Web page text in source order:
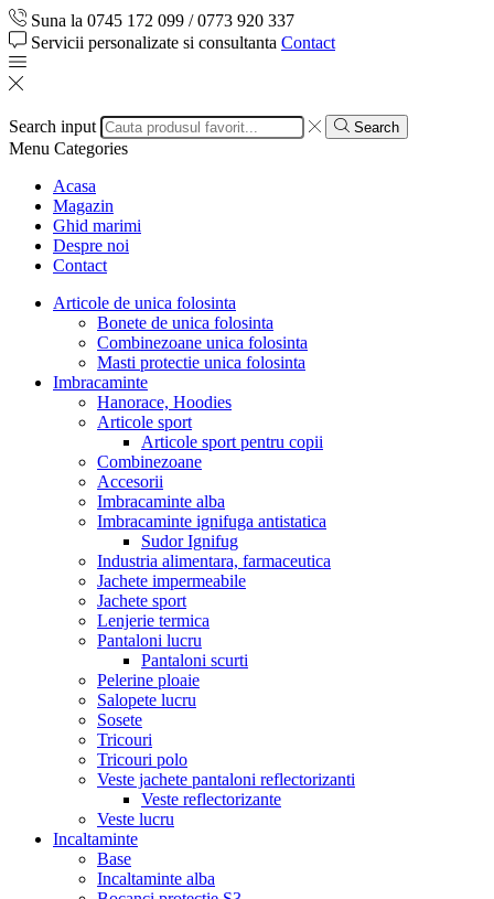
Suna la 0745 172 099 / 0773 920 337
Servicii personalizate si consultanta Contact
Search input Search
Menu Categories
Acasa
Magazin
Ghid marimi
Despre noi
Contact
Articole de unica folosinta
Bonete de unica folosinta
Combinezoane unica folosinta
Masti protectie unica folosinta
Imbracaminte
Hanorace, Hoodies
Articole sport
Articole sport pentru copii
Combinezoane
Accesorii
Imbracaminte alba
Imbracaminte ignifuga antistatica
Sudor Ignifug
Industria alimentara, farmaceutica
Jachete impermeabile
Jachete sport
Lenjerie termica
Pantaloni lucru
Pantaloni scurti
Pelerine ploaie
Salopete lucru
Sosete
Tricouri
Tricouri polo
Veste jachete pantaloni reflectorizanti
Veste reflectorizante
Veste lucru
Incaltaminte
Base
Incaltaminte alba